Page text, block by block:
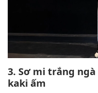
3. Sơ mi trắng
kaki ấm